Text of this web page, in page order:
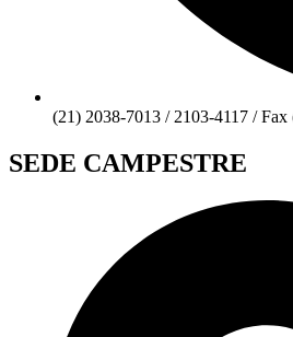
(21) 2038-7013 / 2103-4117 / Fax
SEDE CAMPESTRE